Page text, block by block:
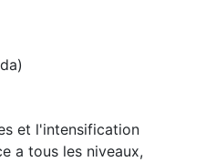
et l'intensification
a tous les niveaux,